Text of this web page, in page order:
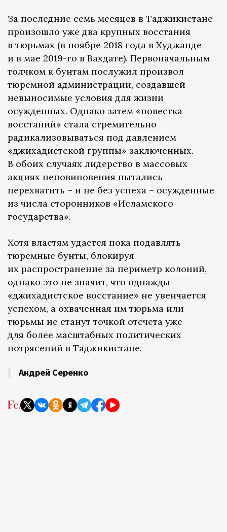
За последние семь месяцев в Таджикистане
произошло уже два крупных восстания
в тюрьмах (в ноябре 2018 года в Худжанде
и в мае 2019-го в Вахдате). Первоначальным
толчком к бунтам послужил произвол
тюремной администрации, создавшей
невыносимые условия для жизни
осужденных. Однако затем «повестка
восстаний» стала стремительно
радикализовываться под давлением
«джихадистской группы» заключенных.
В обоих случаях лидерство в массовых
акциях неповиновения пытались
перехватить – и не без успеха – осужденные
из числа сторонников «Исламского
государства».
Хотя властям удается пока подавлять
тюремные бунты, блокируя
их распространение за периметр колоний,
однако это не значит, что однажды
«джихадистское восстание» не увенчается
успехом, а охваченная им тюрьма или
тюрьмы не станут точкой отсчета уже
для более масштабных политических
потрясений в Таджикистане.
Андрей Серенко